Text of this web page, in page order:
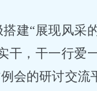
搭建“展现风采
干，干一行爱
会的研讨交流